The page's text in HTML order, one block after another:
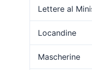
Lettere al
Locandine
Mascherine